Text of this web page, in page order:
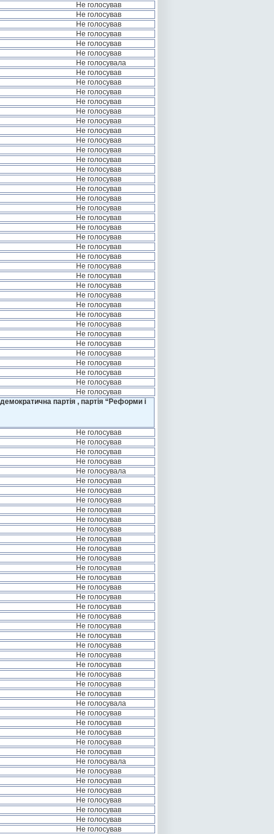
Не голосував
Не голосував
Не голосував
Не голосував
Не голосував
Не голосував
Не голосувала
Не голосував
Не голосував
Не голосував
Не голосував
Не голосував
Не голосував
Не голосував
Не голосував
Не голосував
Не голосував
Не голосував
Не голосував
Не голосував
Не голосував
Не голосував
Не голосував
Не голосував
Не голосував
Не голосував
Не голосував
Не голосував
Не голосував
Не голосував
Не голосував
Не голосував
Не голосував
Не голосував
Не голосував
Не голосував
Не голосував
Не голосував
Не голосував
Не голосував
Не голосував
партія , партія “Реформи і
Не голосував
Не голосував
Не голосував
Не голосував
Не голосувала
Не голосував
Не голосував
Не голосував
Не голосував
Не голосував
Не голосував
Не голосував
Не голосував
Не голосував
Не голосував
Не голосував
Не голосував
Не голосував
Не голосував
Не голосував
Не голосував
Не голосував
Не голосував
Не голосував
Не голосував
Не голосував
Не голосував
Не голосував
Не голосувала
Не голосував
Не голосував
Не голосував
Не голосував
Не голосував
Не голосувала
Не голосував
Не голосував
Не голосував
Не голосував
Не голосував
Не голосував
Не голосував